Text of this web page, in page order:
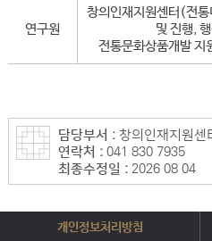
연구원
창의인재지원센터(전
및 진행,
전통문화상품개발 지
담당부서 : 창의인재지원센
연락처 : 041-830-7935
최종수정일 : 2026-08-04
개인정보처리방침